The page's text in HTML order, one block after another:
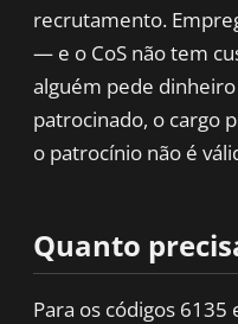
recrutamento.
— e o CoS não tem
alguém pede
patrocinado, o cargo
o patrocínio não é
Quanto
Para os códigos